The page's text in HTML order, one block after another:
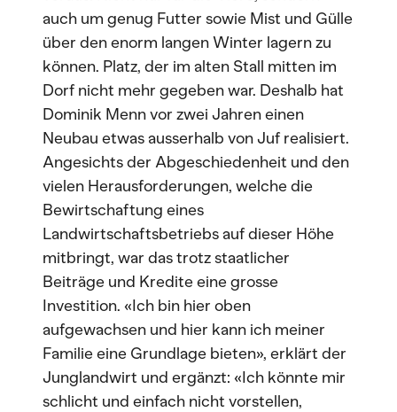
auch um genug Futter sowie Mist und Gülle
über den enorm langen Winter lagern zu
können. Platz, der im alten Stall mitten im
Dorf nicht mehr gegeben war. Deshalb hat
Dominik Menn vor zwei Jahren einen
Neubau etwas ausserhalb von Juf realisiert.
Angesichts der Abgeschiedenheit und den
vielen Herausforderungen, welche die
Bewirtschaftung eines
Landwirtschaftsbetriebs auf dieser Höhe
mitbringt, war das trotz staatlicher
Beiträge und Kredite eine grosse
Investition. «Ich bin hier oben
aufgewachsen und hier kann ich meiner
Familie eine Grundlage bieten», erklärt der
Junglandwirt und ergänzt: «Ich könnte mir
schlicht und einfach nicht vorstellen,